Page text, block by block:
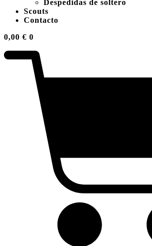
Despedidas de soltero
Scouts
Contacto
0,00 € 0